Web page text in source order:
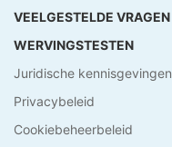
VEELGESTELDE VRAGEN
WERVINGSTESTEN
Juridische kennisgevingen
Privacybeleid
Cookiebeheerbeleid